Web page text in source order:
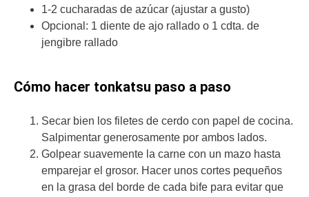
1-2 cucharadas de azúcar (ajustar a gusto)
Opcional: 1 diente de ajo rallado o 1 cdta. de
jengibre rallado
Cómo hacer tonkatsu paso a paso
Secar bien los filetes de cerdo con papel de cocina.
Salpimentar generosamente por ambos lados.
Golpear suavemente la carne con un mazo hasta
emparejar el grosor. Hacer unos cortes pequeños
en la grasa del borde de cada bife para evitar que